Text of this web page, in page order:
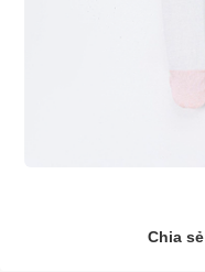
Chia sẻ